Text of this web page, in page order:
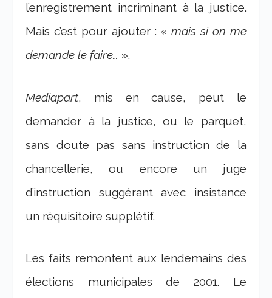
l’enregistrement incriminant à la justice.
Mais c’est pour ajouter : «mais si on me
demande le faire… ».
Mediapart, mis en cause, peut le
demander à la justice, ou le parquet,
sans doute pas sans instruction de la
chancellerie, ou encore un juge
d’instruction suggérant avec insistance
un réquisitoire supplétif.
Les faits remontent aux lendemains des
élections municipales de 2001. Le